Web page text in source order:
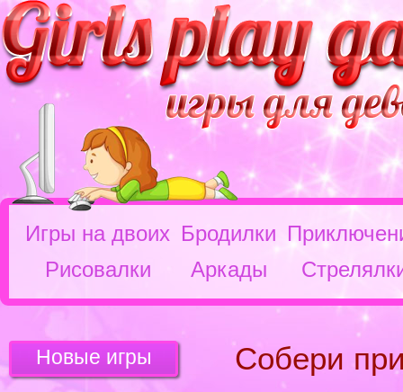
Игры на двоих Бродилки
Рисовалки
Аркады
Собери
Новые игры